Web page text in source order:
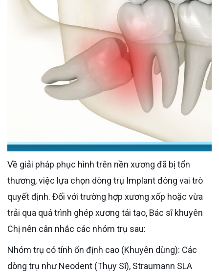
Về giải pháp phục hình trên nền xương đã bị tổn
thương, việc lựa chọn dòng trụ Implant đóng vai trò
quyết định. Đối với trường hợp xương xốp hoặc vừa
trải qua quá trình ghép xương tái tạo, Bác sĩ khuyên
Chị nên cân nhắc các nhóm trụ sau:
Nhóm trụ có tính ổn định cao (Khuyên dùng): Các
dòng trụ như Neodent (Thụy Sĩ), Straumann SLA